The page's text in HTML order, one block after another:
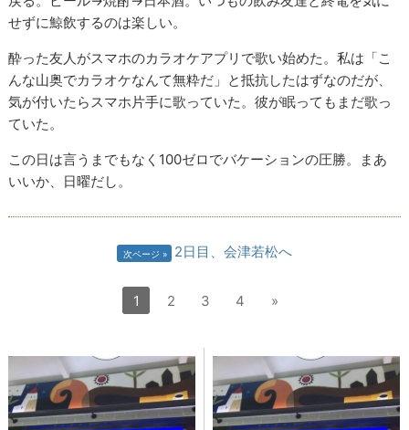
せずに鯨飲するのは楽しい。
酔った友人がスマホのカラオケアプリで歌い始めた。私は「こ
んな山奥でカラオケなんて無粋だ」と抵抗したはずなのだが、
気が付いたらスマホ片手に歌っていた。彼が眠ってもまだ歌っ
ていた。
この日は言うまでもなく100ゼロでバケーションの圧勝。まあ
いいか、日曜だし。
次ページ 2日目、会津若松へ
1 2 3 4 »